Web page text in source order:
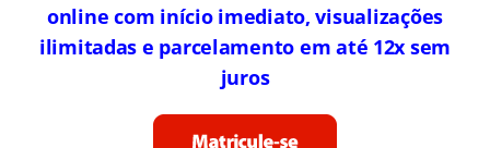
online com início imediato, visualizações
ilimitadas e parcelamento em até 12x sem
juros